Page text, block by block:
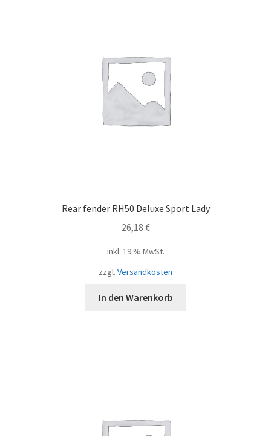
Rear fender RH50 Deluxe Sport Lady
26,18 €
inkl. 19 % MwSt.
zzgl. Versandkosten
In den Warenkorb